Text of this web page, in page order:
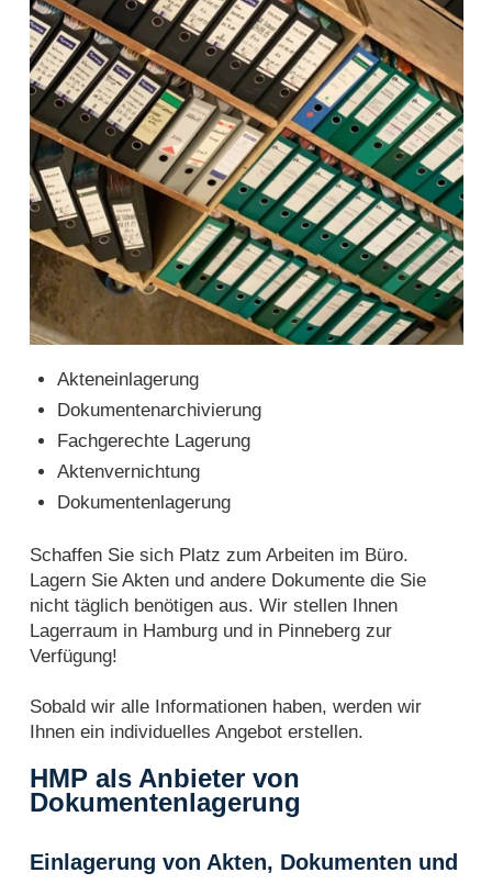
Akteneinlagerung
Dokumentenarchivierung
Fachgerechte Lagerung
Aktenvernichtung
Dokumentenlagerung
Schaffen Sie sich Platz zum Arbeiten im Büro.
Lagern Sie Akten und andere Dokumente die Sie
nicht täglich benötigen aus. Wir stellen Ihnen
Lagerraum in Hamburg und in Pinneberg zur
Verfügung!
Sobald wir alle Informationen haben, werden wir
Ihnen ein individuelles Angebot erstellen.
HMP als Anbieter von
Dokumentenlagerung
Einlagerung von Akten, Dokumenten und